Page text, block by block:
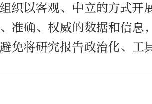
织以客观、中立的方式开
准确、权威的数据和信息
免将研究报告政治化、工